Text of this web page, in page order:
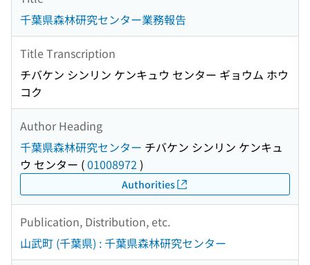
千葉県森林研究センター業務報告
Title Transcription
チバケン シンリン ケンキュウ センター ギョウム ホウ
コク
Author Heading
千葉県森林研究センター チバケン シンリン ケンキュ
ウ センター (01008972 )
Authorities
Publication, Distribution, etc.
山武町 (千葉県) : 千葉県森林研究センター